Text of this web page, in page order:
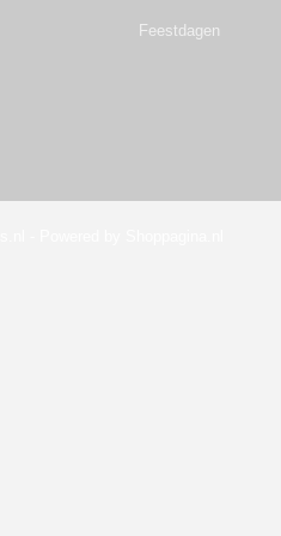
Feestdagen